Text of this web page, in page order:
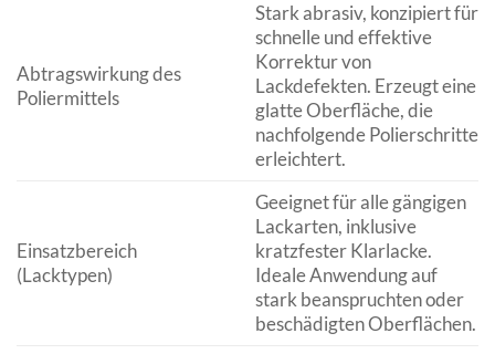
Abtragswirkung des
Poliermittels
Stark abrasiv, konzipiert für
schnelle und effektive
Korrektur von
Lackdefekten. Erzeugt eine
glatte Oberfläche, die
nachfolgende Polierschritte
erleichtert.
Einsatzbereich
(Lacktypen)
Geeignet für alle gängigen
Lackarten, inklusive
kratzfester Klarlacke.
Ideale Anwendung auf
stark beanspruchten oder
beschädigten Oberflächen.